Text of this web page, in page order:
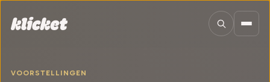
VOORSTELLINGEN